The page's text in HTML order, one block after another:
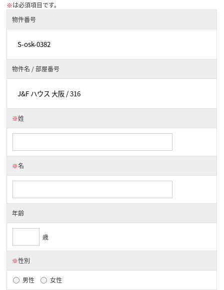
※は必須項目です。
物件番号
物件名 / 部屋番号
※姓
※名
年齢
歳
※性別
男性 女性